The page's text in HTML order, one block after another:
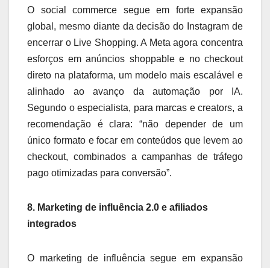
O social commerce segue em forte expansão
global, mesmo diante da decisão do Instagram de
encerrar o Live Shopping. A Meta agora concentra
esforços em anúncios shoppable e no checkout
direto na plataforma, um modelo mais escalável e
alinhado ao avanço da automação por IA.
Segundo o especialista, para marcas e creators, a
recomendação é clara: “não depender de um
único formato e focar em conteúdos que levem ao
checkout, combinados a campanhas de tráfego
pago otimizadas para conversão”.
8. Marketing de influência 2.0 e afiliados
integrados
O marketing de influência segue em expansão